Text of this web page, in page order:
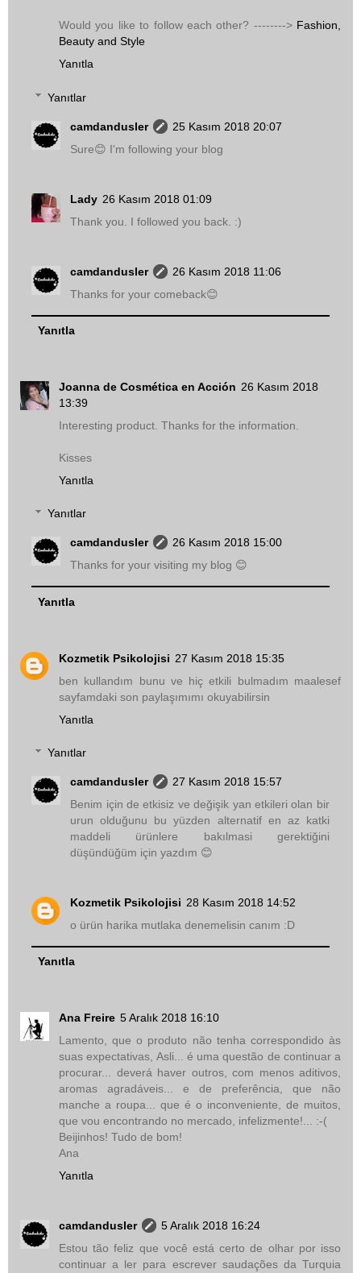
Would you like to follow each other? --------> Fashion,
Beauty and Style
Yanıtla
Yanıtlar
camdandusler
25 Kasım 2018 20:07
Sure😊 I'm following your blog
Lady 26 Kasım 2018 01:09
Thank you. I followed you back. :)
camdandusler
26 Kasım 2018 11:06
Thanks for your comeback😊
Yanıtla
Joanna de Cosmética en Acción 26 Kasım 2018
13:39
Interesting product. Thanks for the information.
Kisses
Yanıtla
Yanıtlar
camdandusler
26 Kasım 2018 15:00
Thanks for your visiting my blog 😊
Yanıtla
Kozmetik Psikolojisi 27 Kasım 2018 15:35
ben kullandım bunu ve hiç etkili bulmadım maalesef
sayfamdaki son paylaşımımı okuyabilirsin
Yanıtla
Yanıtlar
camdandusler
27 Kasım 2018 15:57
Benim için de etkisiz ve değişik yan etkileri olan bir
urun olduğunu bu yüzden alternatif en az katki
maddeli ürünlere bakılmasi gerektiğini
düşündüğüm için yazdım 😊
Kozmetik Psikolojisi 28 Kasım 2018 14:52
o ürün harika mutlaka denemelisin canım :D
Yanıtla
Ana Freire 5 Aralık 2018 16:10
Lamento, que o produto não tenha correspondido às
suas expectativas, Asli... é uma questão de continuar a
procurar... deverá haver outros, com menos aditivos,
aromas agradáveis... e de preferência, que não
manche a roupa... que é o inconveniente, de muitos,
que vou encontrando no mercado, infelizmente!... :-(
Beijinhos! Tudo de bom!
Ana
Yanıtla
camdandusler
5 Aralık 2018 16:24
Estou tão feliz que você está certo de olhar por isso
continuar a ler para escrever saudações da Turquia